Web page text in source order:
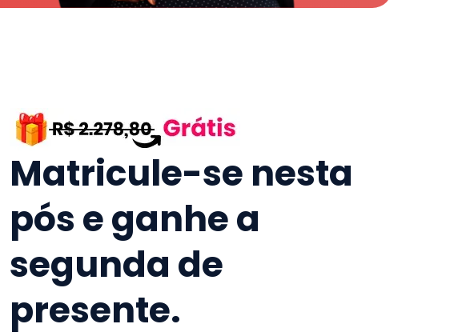
Matricule-se nesta
pós e ganhe a
segunda de
presente.